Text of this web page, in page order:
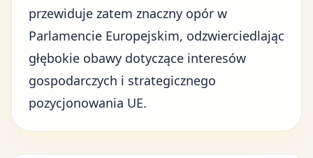
przewiduje zatem znaczny opór w
Parlamencie Europejskim, odzwierciedlając
głębokie obawy dotyczące interesów
gospodarczych i strategicznego
pozycjonowania UE.